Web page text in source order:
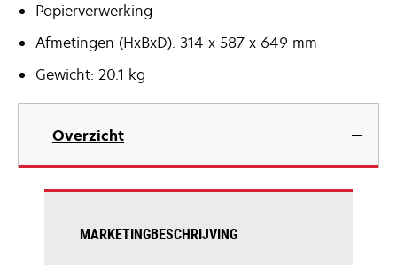
Papierverwerking
Afmetingen (HxBxD): 314 x 587 x 649 mm
Gewicht: 20.1 kg
Overzicht
MARKETINGBESCHRIJVING